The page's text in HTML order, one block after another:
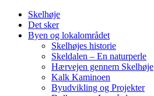
Skelhøje
Det sker
Byen og lokalområdet
Skelhøjes historie
Skeldalen – En naturperle
Hærvejen gennem Skelhøje
Kalk Kaminoen
Byudvikling og Projekter